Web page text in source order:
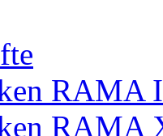
RAMA
RAMA